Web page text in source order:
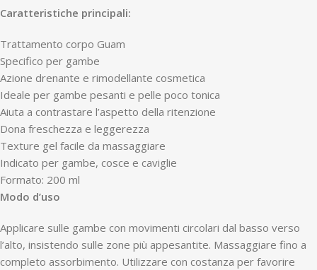
Caratteristiche principali:
Trattamento corpo Guam
Specifico per gambe
Azione drenante e rimodellante cosmetica
Ideale per gambe pesanti e pelle poco tonica
Aiuta a contrastare l’aspetto della ritenzione
Dona freschezza e leggerezza
Texture gel facile da massaggiare
Indicato per gambe, cosce e caviglie
Formato: 200 ml
Modo d’uso
Applicare sulle gambe con movimenti circolari dal basso verso
l’alto, insistendo sulle zone più appesantite. Massaggiare fino a
completo assorbimento. Utilizzare con costanza per favorire